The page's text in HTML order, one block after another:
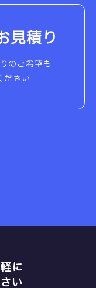
見積り
のご希望も
ださい
に
い